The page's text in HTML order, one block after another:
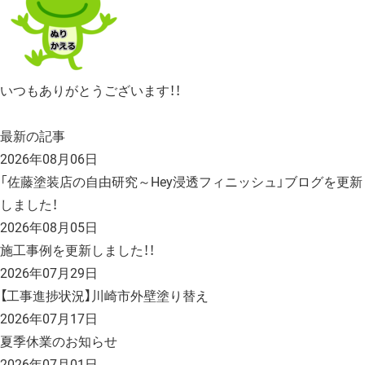
いつもありがとうございます！！
最新の記事
2026年08月06日
「佐藤塗装店の自由研究～Hey浸透フィニッシュ」ブログを更新
しました！
2026年08月05日
施工事例を更新しました！！
2026年07月29日
【工事進捗状況】川崎市外壁塗り替え
2026年07月17日
夏季休業のお知らせ